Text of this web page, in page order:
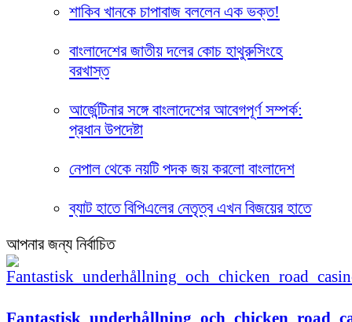
শাকিব খানকে চাপাবাজ বললেন এক ভক্ত!
বাংলাদেশের জাতীয় দলের কোচ হাথুরুসিংহে
বরখাস্ত
আর্জেন্টিনার সঙ্গে বাংলাদেশের আবেগপূর্ণ সম্পর্ক:
প্রধান উপদেষ্টা
নেপাল থেকে নয়টি পদক জয় করলো বাংলাদেশ
ব্যাট হাতে বিপিএলের নেতৃত্ব এখন বিজয়ের হাতে
আপনার জন্য নির্বাচিত